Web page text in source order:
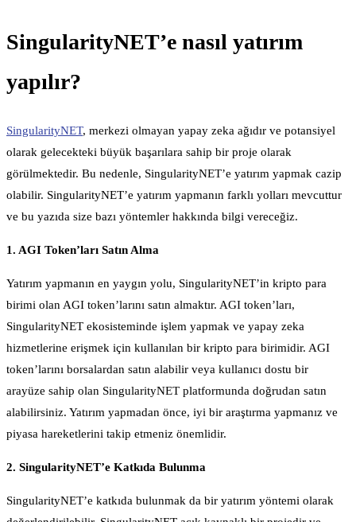
SingularityNET’e nasıl yatırım
yapılır?
SingularityNET, merkezi olmayan yapay zeka ağıdır ve potansiyel
olarak gelecekteki büyük başarılara sahip bir proje olarak
görülmektedir. Bu nedenle, SingularityNET’e yatırım yapmak cazip
olabilir. SingularityNET’e yatırım yapmanın farklı yolları mevcuttur
ve bu yazıda size bazı yöntemler hakkında bilgi vereceğiz.
1. AGI Token’ları Satın Alma
Yatırım yapmanın en yaygın yolu, SingularityNET’in kripto para
birimi olan AGI token’larını satın almaktır. AGI token’ları,
SingularityNET ekosisteminde işlem yapmak ve yapay zeka
hizmetlerine erişmek için kullanılan bir kripto para birimidir. AGI
token’larını borsalardan satın alabilir veya kullanıcı dostu bir
arayüze sahip olan SingularityNET platformunda doğrudan satın
alabilirsiniz. Yatırım yapmadan önce, iyi bir araştırma yapmanız ve
piyasa hareketlerini takip etmeniz önemlidir.
2. SingularityNET’e Katkıda Bulunma
SingularityNET’e katkıda bulunmak da bir yatırım yöntemi olarak